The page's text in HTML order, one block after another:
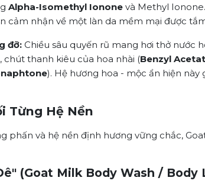
Alpha-Isomethyl Ionone và Methyl
cảm nhận về một làn da mềm mại được
đỡ: Chiều sâu quyến rũ mang hơi thở nước
chút thanh kiêu của hoa nhài (Benzyl
). Hệ hương hoa - mộc ẩn hiện
Từng Hệ Nền
và hệ nền định hương vững chắc,
(Goat Milk Body Wash / Body